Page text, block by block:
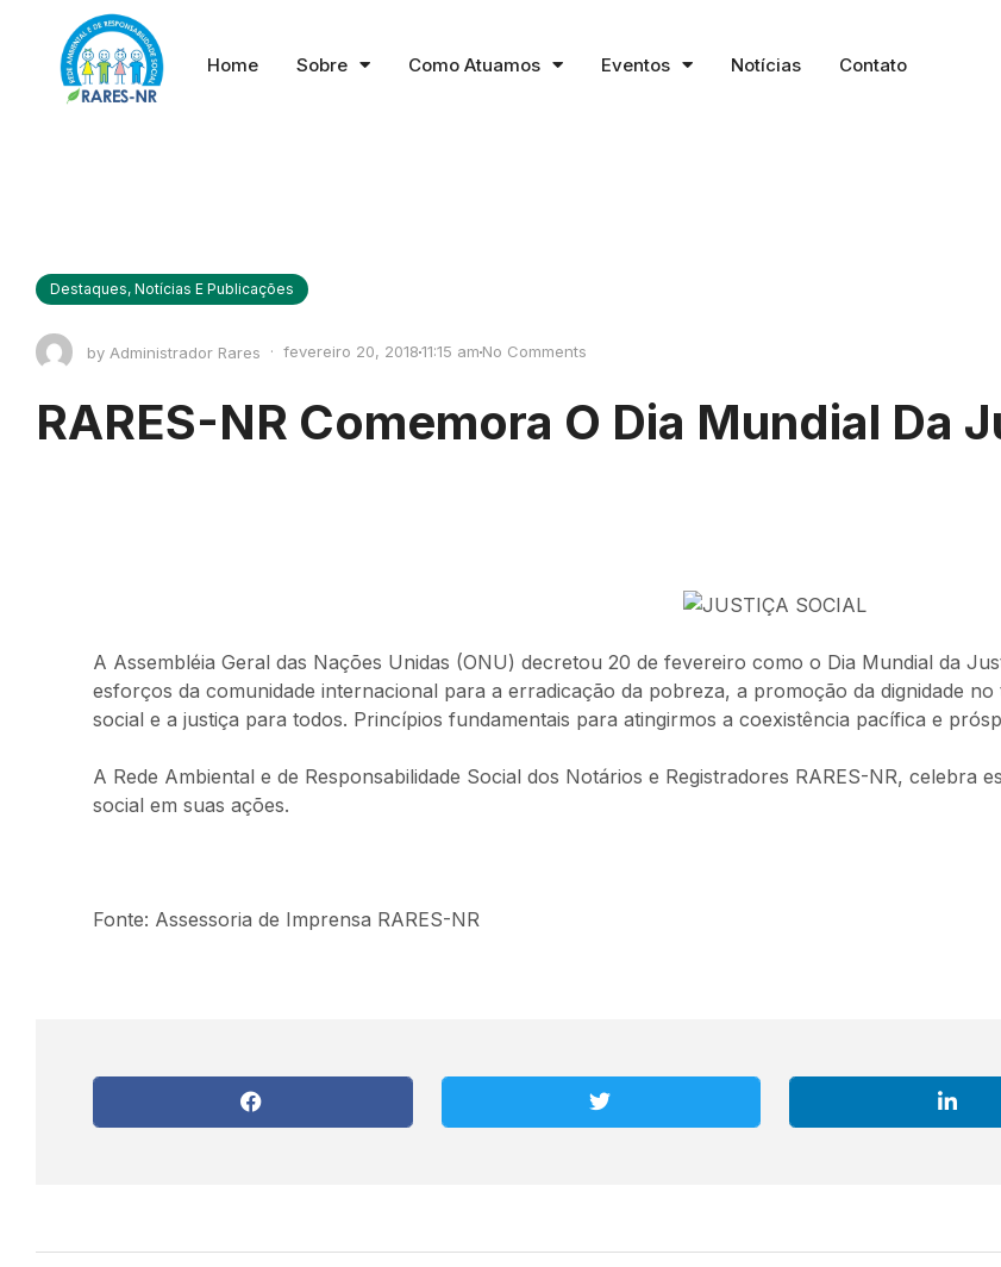
Home Sobre Como Atuamos Eventos Notícias Contato
Destaques, Notícias E Publicações
by Administrador Rares · fevereiro 20, 201811:15 am No Comments
RARES-NR Comemora O Dia Mundial Da
A Assembléia Geral das Nações Unidas (ONU) decretou 20 de fevereiro como o Dia Mundial da
esforços da comunidade internacional para a erradicação da pobreza, a promoção da dignidade
social e a justiça para todos. Princípios fundamentais para atingirmos a coexistência pacífica e
A Rede Ambiental e de Responsabilidade Social dos Notários e Registradores RARES-NR, celebra
social em suas ações.
Fonte: Assessoria de Imprensa RARES-NR